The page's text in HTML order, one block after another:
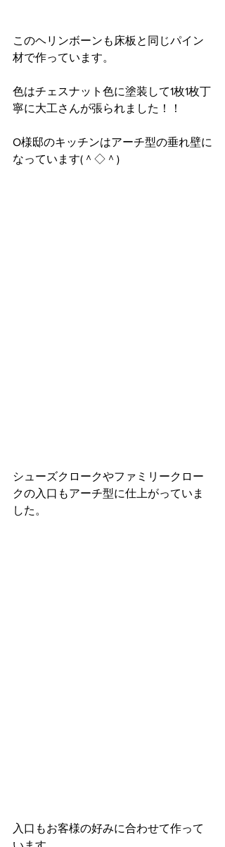
このヘリンボーンも床板と同じパイン
材で作っています。
色はチェスナット色に塗装して1枚1枚丁
寧に大工さんが張られました！！
O様邸のキッチンはアーチ型の垂れ壁に
なっています(＾◇＾)
シューズクロークやファミリークロー
クの入口もアーチ型に仕上がっていま
した。
入口もお客様の好みに合わせて作って